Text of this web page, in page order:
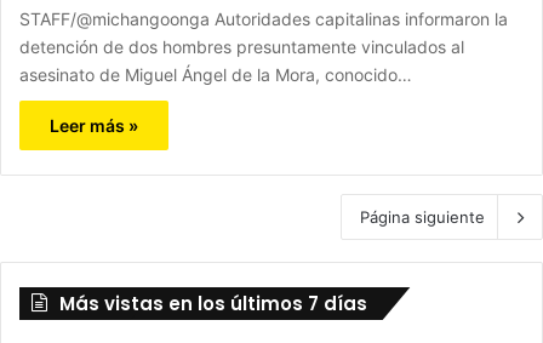
STAFF/@michangoonga Autoridades capitalinas informaron la
detención de dos hombres presuntamente vinculados al
asesinato de Miguel Ángel de la Mora, conocido…
Leer más »
Página siguiente
Más vistas en los últimos 7 días